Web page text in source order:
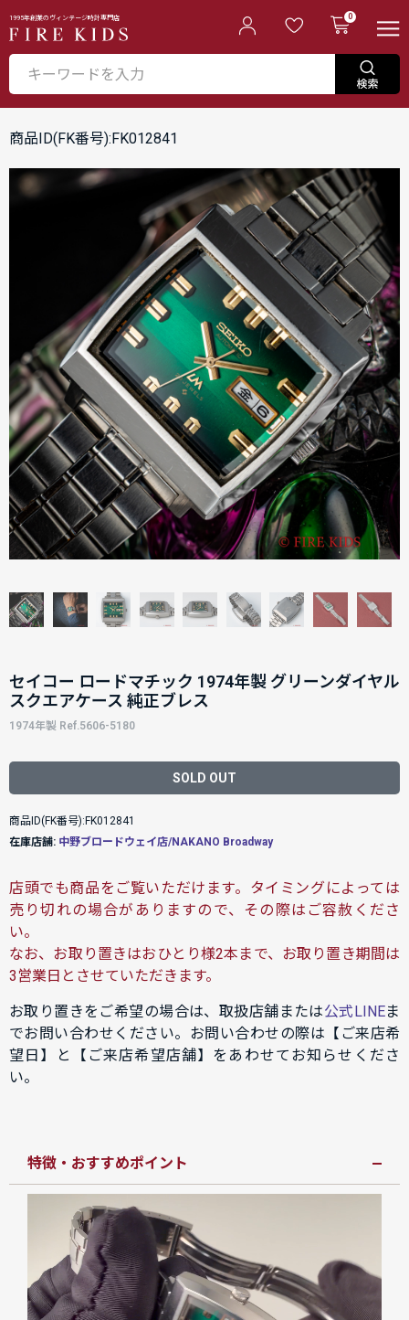
1995年創業のヴィンテージ時計専門店 0
商品ID(FK番号):FK012841
セイコー ロードマチック 1974年製 グリーンダイヤル
スクエアケース 純正ブレス
1974年製 Ref.5606-5180
SOLD OUT
商品ID(FK番号):FK012841
在庫店舗: 中野ブロードウェイ店/NAKANO Broadway
店頭でも商品をご覧いただけます。タイミングによっては
売り切れの場合がありますので、その際はご容赦くださ
い。
なお、お取り置きはおひとり様2本まで、お取り置き期間は
3営業日とさせていただきます。
お取り置きをご希望の場合は、取扱店舗または公式LINEま
でお問い合わせください。お問い合わせの際は【ご来店希
望日】と【ご来店希望店舗】をあわせてお知らせくださ
い。
特徴・おすすめポイント